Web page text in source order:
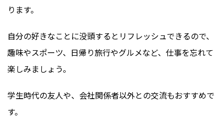
ります。
自分の好きなことに没頭するとリフレッシュできるので、
趣味やスポーツ、日帰り旅行やグルメなど、仕事を忘れて
楽しみましょう。
学生時代の友人や、会社関係者以外との交流もおすすめで
す。